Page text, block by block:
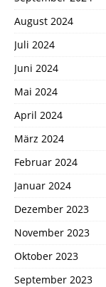
August 2024
Juli 2024
Juni 2024
Mai 2024
April 2024
März 2024
Februar 2024
Januar 2024
Dezember 2023
November 2023
Oktober 2023
September 2023